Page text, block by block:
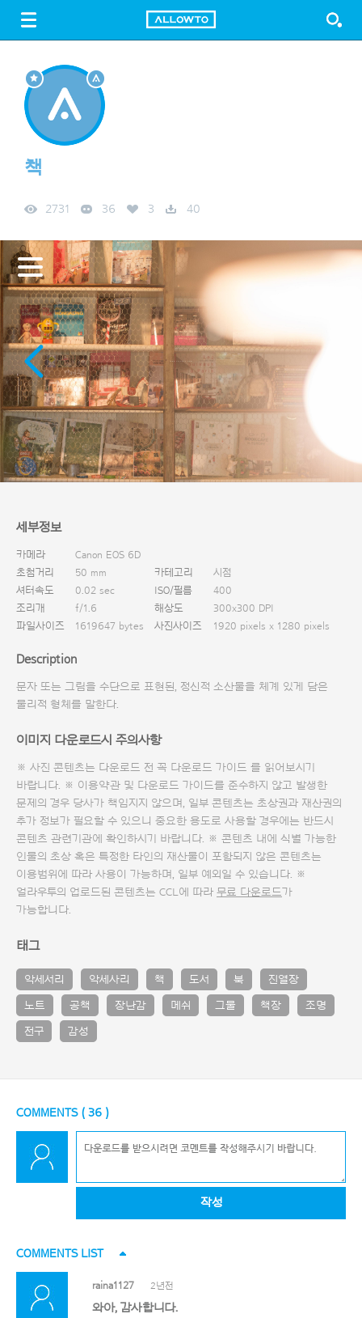
FREE DOWNLOAD
책
2731 36 3 40
세부정보
카메라
Canon EOS 6D
초첨거리
50 mm 카테고리
시점
셔터속도
0.02 sec ISO/필름
400
조리개
f/1.6 해상도
300x300 DPI
파일사이즈
1619647 bytes 사진사이즈 1920 pixels x 1280 pixels
Description
문자 또는 그림을 수단으로 표현된, 정신적 소산물을 체계 있게 담은
물리적 형체를 말한다.
이미지 다운로드시 주의사항
※ 사진 콘텐츠는 다운로드 전 꼭 다운로드 가이드 를 읽어보시기
바랍니다. ※ 이용약관 및 다운로드 가이드를 준수하지 않고 발생한
문제의 경우 당사가 책임지지 않으며, 일부 콘텐츠는 초상권과 재산권의
추가 정보가 필요할 수 있으니 중요한 용도로 사용할 경우에는 반드시
콘텐츠 관련기관에 확인하시기 바랍니다. ※ 콘텐츠 내에 식별 가능한
인물의 초상 혹은 특정한 타인의 재산물이 포함되지 않은 콘텐츠는
이용범위에 따라 사용이 가능하며, 일부 예외일 수 있습니다. ※
얼라우투의 업로드된 콘텐츠는 CCL에 따라 무료 다운로드가
가능합니다.
태그
악세서리 악세사리 책 도서 북 진열장
노트 공책 장난감 메쉬 그물 책장 조명
전구 감성
COMMENTS ( 36 )
작성
COMMENTS LIST
raina1127 2년전
와아, 감사합니다.